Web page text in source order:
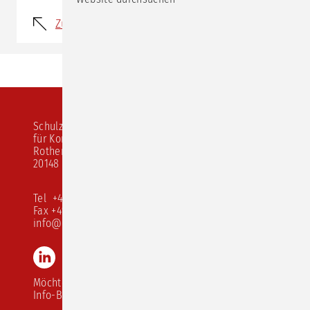
Zurück
Schulz von Thun Institut
für Kommunikation
Rothenbaumchaussee 20
20148 Hamburg
Tel +49 40 413 526 10
Fax +49 40 413 526 68
info@schulz-von-thun.de
Möchten Sie unseren
Info-Brief abonnieren?